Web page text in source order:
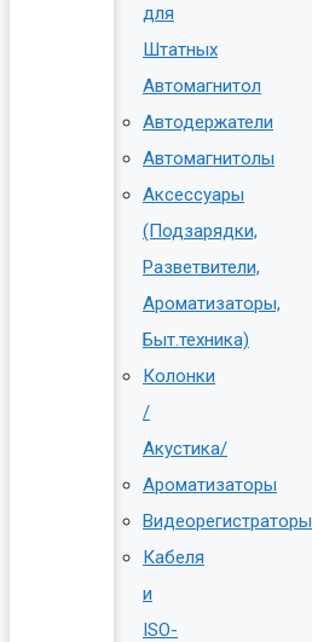
для
Штатных
Автомагнитол
Автодержатели
Автомагнитолы
Аксессуары
(Подзарядки,
Разветвители,
Ароматизаторы,
Быт.техника)
Колонки
/
Акустика/
Ароматизаторы
Видеорегистраторы
Кабеля
и
ISO-